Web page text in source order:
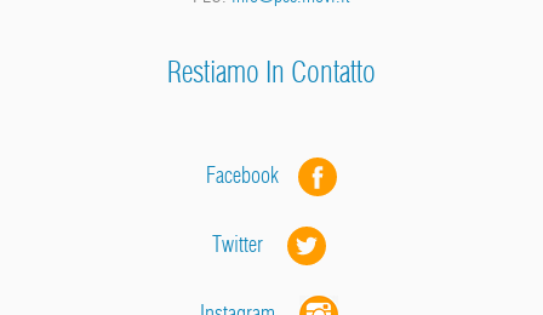
Restiamo In Contatto
Facebook
Twitter